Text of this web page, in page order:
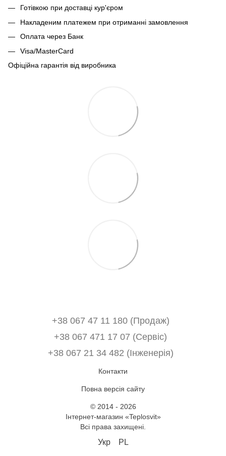
Готівкою при доставці кур'єром
Накладеним платежем при отриманні замовлення
Оплата через Банк
Visa/MasterCard
Офіційна гарантія від виробника
+38 067 47 11 180 (Продаж)
+38 067 471 17 07 (Сервіс)
‎+38 067 21 34 482 (Інженерія)
Контакти
Повна версія сайту
© 2014 - 2026
Інтернет-магазин «Teplosvit»
Всі права захищені.
Укр PL